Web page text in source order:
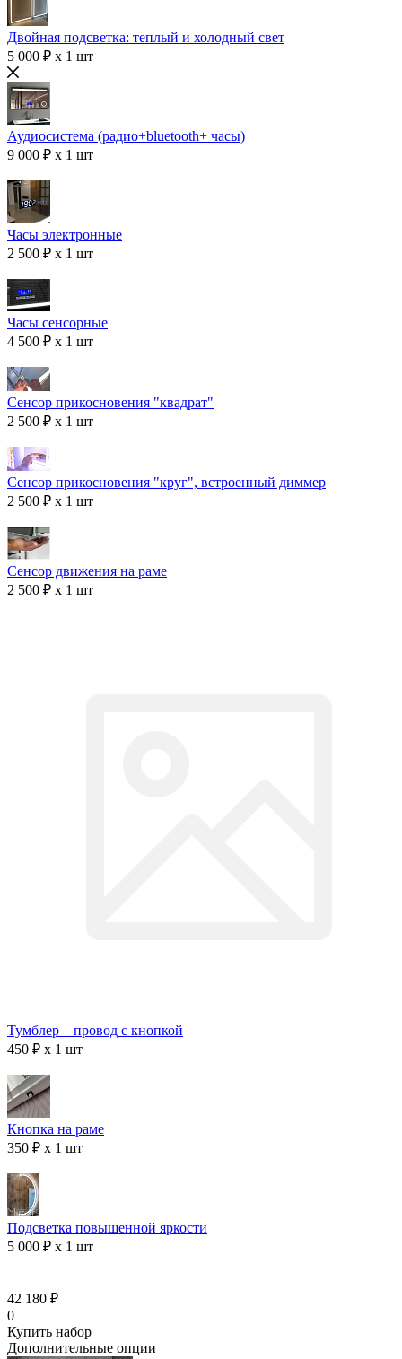
Двойная подсветка: теплый и холодный свет
5 000 ₽ x 1 шт
Аудиосистема (радио+bluetooth+ часы)
9 000 ₽ x 1 шт
Часы электронные
2 500 ₽ x 1 шт
Часы сенсорные
4 500 ₽ x 1 шт
Сенсор прикосновения "квадрат"
2 500 ₽ x 1 шт
Сенсор прикосновения "круг", встроенный диммер
2 500 ₽ x 1 шт
Сенсор движения на раме
2 500 ₽ x 1 шт
Тумблер – провод с кнопкой
450 ₽ x 1 шт
Кнопка на раме
350 ₽ x 1 шт
Подсветка повышенной яркости
5 000 ₽ x 1 шт
42 180 ₽
0
Купить набор
Дополнительные опции